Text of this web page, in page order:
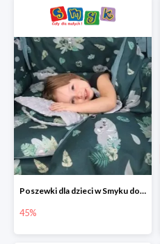
Poszewki dla dzieci w Smyku do -45%
45%